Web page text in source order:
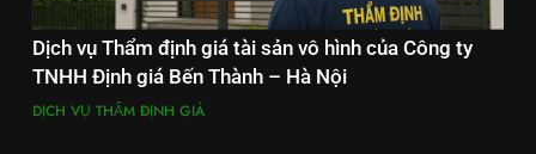
Dịch vụ Thẩm định giá tài sản vô hình của Công ty
TNHH Định giá Bến Thành – Hà Nội
DỊCH VỤ THẨM ĐỊNH GIÁ